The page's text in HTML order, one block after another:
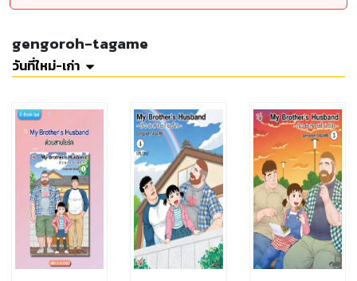
gengoroh-tagame
วันที่ใหม่-เก่า